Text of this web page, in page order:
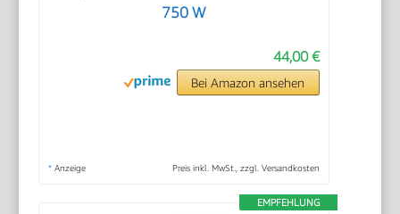
750 W
44,00 €
Bei Amazon ansehen
* Anzeige Preis inkl. MwSt., zzgl. Versandkosten
EMPFEHLUNG